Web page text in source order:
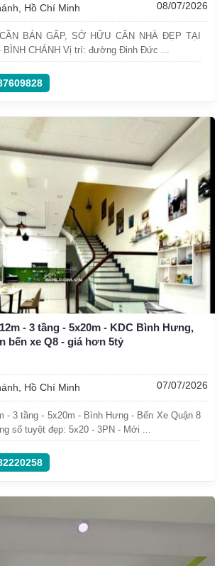
Hồ Chí Minh 08/07/2026
BÁN GẤP, SỞ HỮU CĂN NHÀ ĐẸP TẠI
CHÁNH Vị trí: đường Đinh Đức ...
- 3 tầng - 5x20m - KDC Bình Hưng,
bến xe Q8 - giá hơn 5tỷ
Hồ Chí Minh 07/07/2026
- 3 tầng - 5x20m - Bình Hưng - Bến Xe Quận 8
số tuyệt đẹp: 5x20 - 3PN - Mới ...